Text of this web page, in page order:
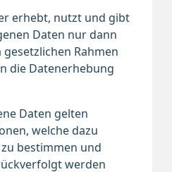
erhebt, nutzt und gibt
Daten nur dann
Rahmen
die Datenerhebung
Daten gelten
welche dazu
bestimmen und
werden